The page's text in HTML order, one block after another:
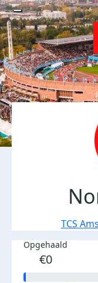
TCS
Opgehaald
€0